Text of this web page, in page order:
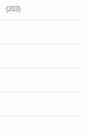
(203)